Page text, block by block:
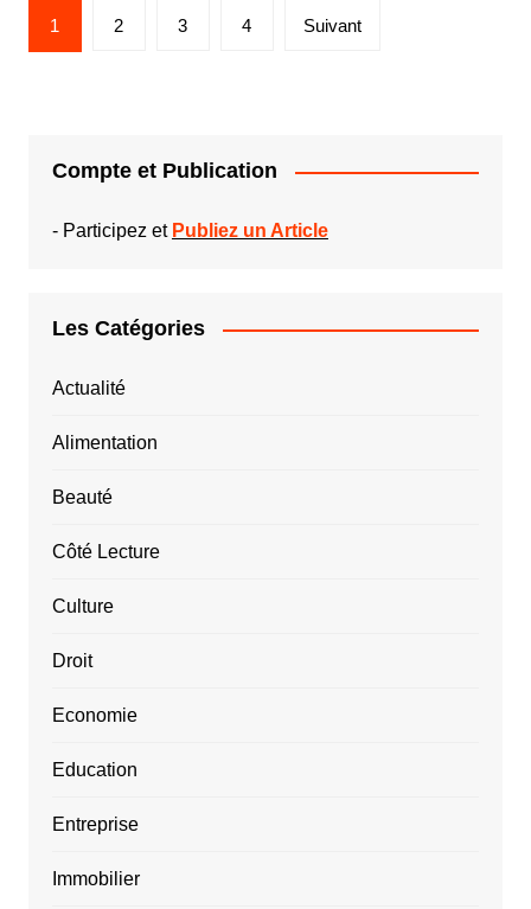
Pagination
des
1 2 3 4 Suivant
Compte et Publication
- Participez et Publiez un Article
Les Catégories
Actualité
Alimentation
Beauté
Côté Lecture
Culture
Droit
Economie
Education
Entreprise
Immobilier